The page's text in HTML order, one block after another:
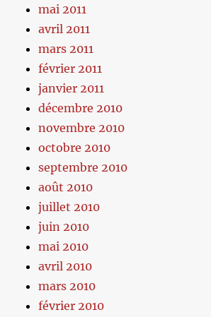
mai 2011
avril 2011
mars 2011
février 2011
janvier 2011
décembre 2010
novembre 2010
octobre 2010
septembre 2010
août 2010
juillet 2010
juin 2010
mai 2010
avril 2010
mars 2010
février 2010